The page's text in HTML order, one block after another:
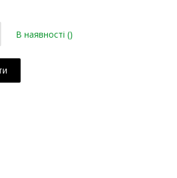
В наявності ()